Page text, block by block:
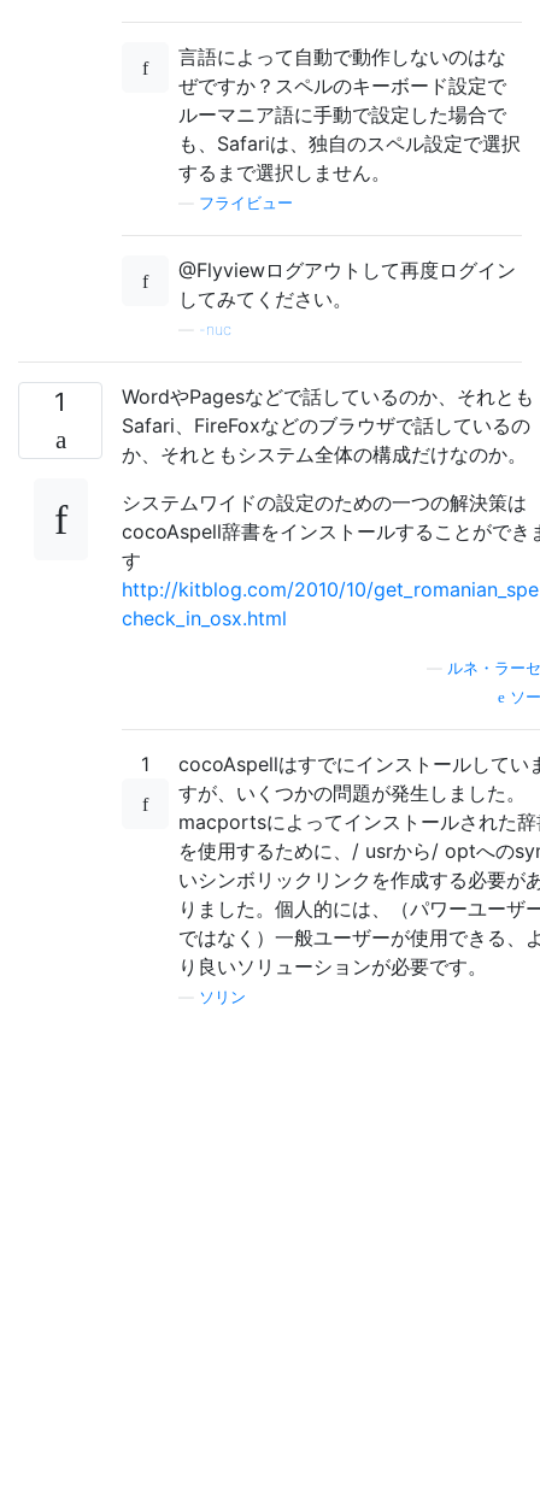
言語によって自動で動作しないのはな
ぜですか？スペルのキーボード設定で
ルーマニア語に手動で設定した場合で
も、Safariは、独自のスペル設定で選択
するまで選択しません。
フライビュー
@Flyviewログアウトして再度ログイン
してみてください。
-nuc
1
WordやPagesなどで話しているのか、それとも
Safari、FireFoxなどのブラウザで話しているの
か、それともシステム全体の構成だけなのか。
システムワイドの設定のための一つの解決策は
cocoAspell辞書をインストールすることができ
す
http://kitblog.com/2010/10/
check_in_osx.html
ルネ・ラー
ソ
1
cocoAspellはすでにインストールしてい
すが、いくつかの問題が発生しました。
macportsによってインストールされた
を使用するために、/ usrから/ optへの
いシンボリックリンクを作成する必要が
りました。個人的には、（パワーユーザ
ではなく）一般ユーザーが使用できる、
り良いソリューションが必要です。
ソリン